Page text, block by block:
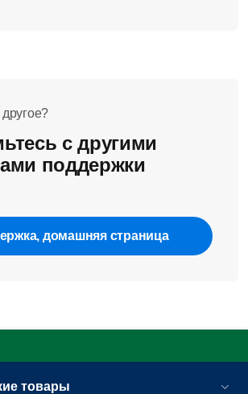
с другими
поддержки
домашняя страница
товары